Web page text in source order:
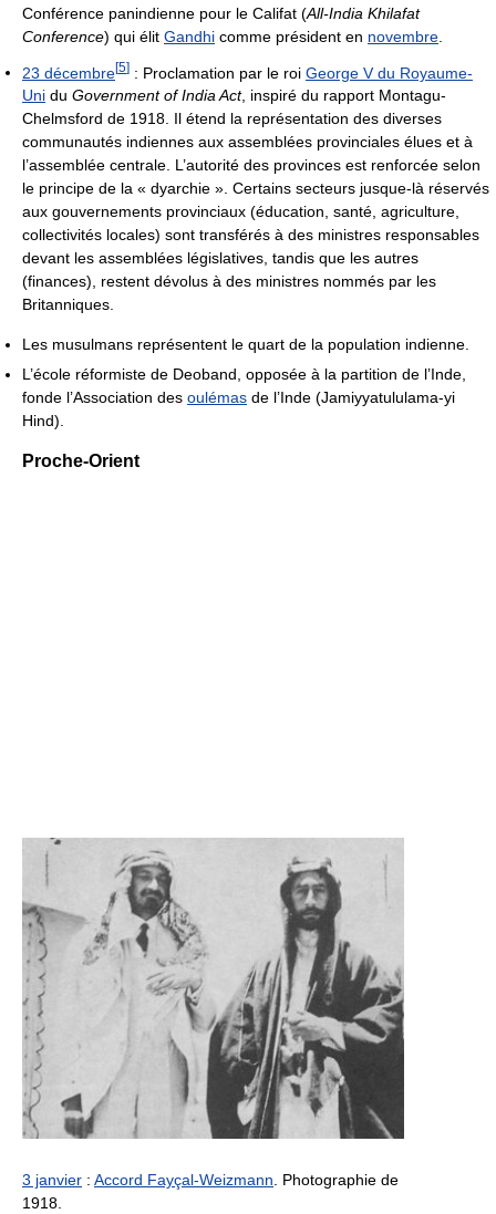
Conférence panindienne pour le Califat (All-India Khilafat
Conference) qui élit Gandhi comme président en novembre
23 décembre[5] : Proclamation par le roi George V du Royaume-
Uni du Government of India Act, inspiré du rapport Montagu-
Chelmsford de 1918. Il étend la représentation des diverses
communautés indiennes aux assemblées provinciales élues et à
l’assemblée centrale. L’autorité des provinces est renforcée selon
le principe de la « dyarchie ». Certains secteurs jusque-là réservés
aux gouvernements provinciaux (éducation, santé, agriculture,
collectivités locales) sont transférés à des ministres responsables
devant les assemblées législatives, tandis que les autres
(finances), restent dévolus à des ministres nommés par les
Britanniques.
Les musulmans représentent le quart de la population indienne.
L’école réformiste de Deoband, opposée à la partition de l’Inde,
fonde l’Association des oulémas de l’Inde (Jamiyyatululama-yi
Hind).
Proche-Orient
3 janvier : Accord Fayçal-Weizmann . Photographie de
1918.